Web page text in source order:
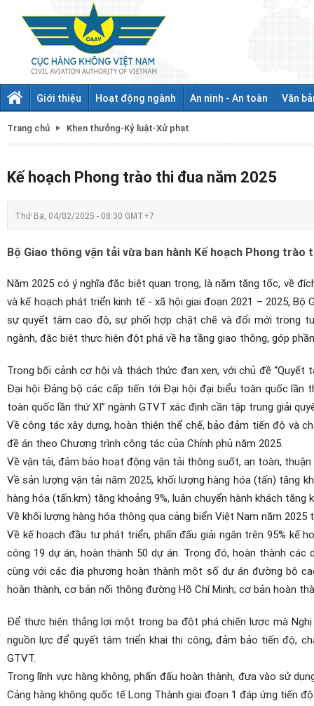
Giới thiệu Hoạt động ngành An ninh - An toàn Văn
Trang chủ Khen thưởng-Kỷ luật-Xử phạt
Kế hoạch Phong trào thi đua năm 2025
Thứ Ba, 04/02/2025 - 08:30 GMT+7
Bộ Giao thông vận tải vừa ban hành Kế hoạch Phong trào
Năm 2025 có ý nghĩa đặc biệt quan trọng, là năm tăng tốc, về
và kế hoạch phát triển kinh tế - xã hội giai đoạn 2021 – 2025,
sự quyết tâm cao độ, sự phối hợp chặt chẽ và đổi mới trong
ngành, đặc biệt thực hiện đột phá về hạ tầng giao thông, góp
Trong bối cảnh cơ hội và thách thức đan xen, với chủ đề
Đại hội Đảng bộ các cấp tiến tới Đại hội đại biểu toàn quốc lần
toàn quốc lần thứ XI” ngành GTVT xác định cần tập trung giải
Về công tác xây dựng, hoàn thiện thể chế, bảo đảm tiến độ và
đề án theo Chương trình công tác của Chính phủ năm 2025.
Về vận tải, đảm bảo hoạt động vận tải thông suốt, an toàn,
Về sản lượng vận tải năm 2025, khối lượng hàng hóa (tấn) tăng
hàng hóa (tấn.km) tăng khoảng 9%, luân chuyển hành khách tăng
Về khối lượng hàng hóa thông qua cảng biển Việt Nam năm 2025
Về kế hoạch đầu tư phát triển, phấn đấu giải ngân trên 95% kế
công 19 dự án, hoàn thành 50 dự án. Trong đó, hoàn thành
cùng với các địa phương hoàn thành một số dự án đường bộ
hoàn thành, cơ bản nối thông đường Hồ Chí Minh; cơ bản hoàn
Để thực hiện thắng lợi một trong ba đột phá chiến lược mà
nguồn lực để quyết tâm triển khai thi công, đảm bảo tiến độ,
GTVT.
Trong lĩnh vực hàng không, phấn đấu hoàn thành, đưa vào sử
Cảng hàng không quốc tế Long Thành giai đoạn 1 đáp ứng tiến